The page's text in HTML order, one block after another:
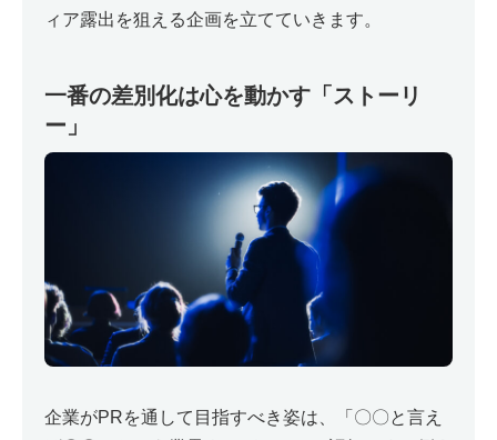
ィア露出を狙える企画を立てていきます。
一番の差別化は心を動かす「ストーリ
ー」
企業がPRを通して目指すべき姿は、「〇〇と言え